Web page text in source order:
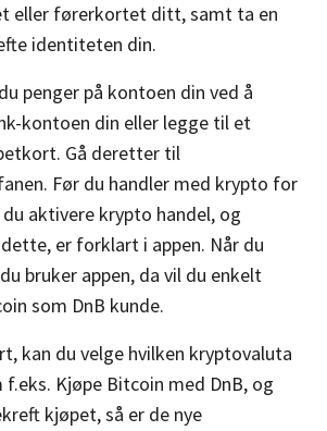
eller førerkortet ditt, samt ta en
identiteten din.
penger på kontoen din ved å
kontoen din eller legge til et
Gå deretter til
Før du handler med krypto for
aktivere krypto handel, og
er forklart i appen. Når du
bruker appen, da vil du enkelt
som DnB kunde.
kan du velge hvilken kryptovaluta
f.eks. Kjøpe Bitcoin med DnB, og
kjøpet, så er de nye